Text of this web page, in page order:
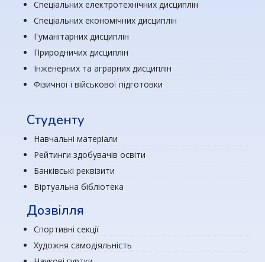
Спеціальних електротехнічних дисциплін
Спеціальних економічних дисциплін
Гуманітарних дисциплін
Природничих дисциплін
Інженерних та аграрних дисциплін
Фізичної і військової підготовки
Студенту
Навчальні матеріали
Рейтинги здобувачів освіти
Банківські реквізити
Віртуальна бібліотека
Дозвілля
Спортивні секції
Художня самодіяльність